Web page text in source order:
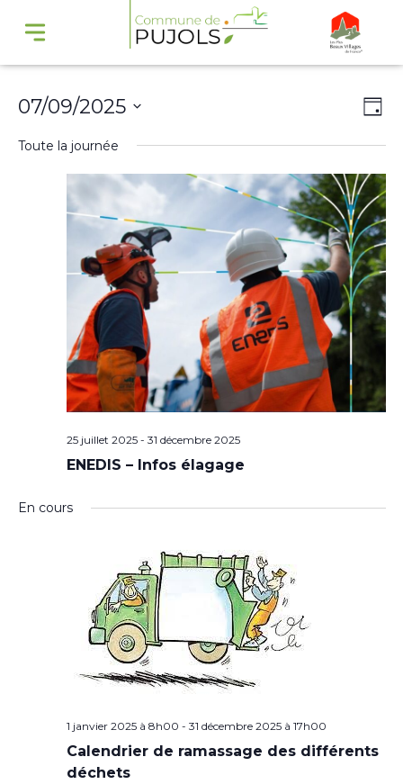
Jour
07/09/2025
Toute la journée
25 juillet 2025- 31 décembre 2025
ENEDIS – Infos élagage
En cours
1 janvier 2025 à 8h00 - 31 décembre 2025 à 17h00
Calendrier de ramassage des différents
déchets